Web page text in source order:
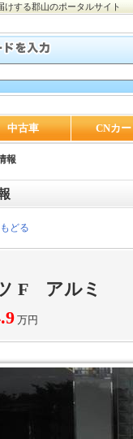
する郡山のポータルサイト
中古車 CNカ
報
どる
F アルミ
万円